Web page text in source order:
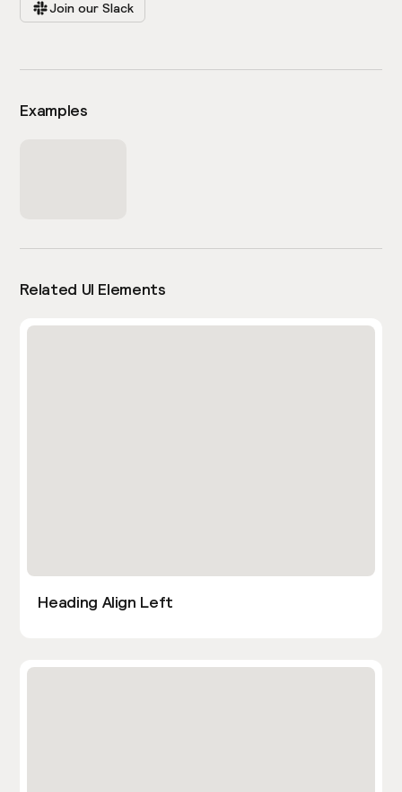
Join our Slack
Examples
Related UI Elements
Heading Align Left